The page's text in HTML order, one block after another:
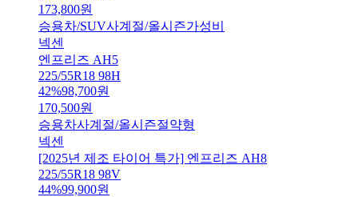
173,800원
승용차/SUV사계절/올시즌가성비
넥센
엔프리즈 AH5
225/55R18 98H
42%98,700원
170,500원
승용차사계절/올시즌절약형
넥센
[2025년 제조 타이어 특가] 엔프리즈 AH8
225/55R18 98V
44%99,900원